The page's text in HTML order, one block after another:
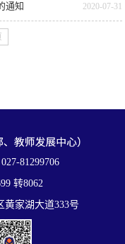
通知 2020-07-31
81299706
转8062
黄家湖大道333号